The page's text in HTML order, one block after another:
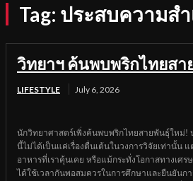
Tag: ประสบความสำ
วิทยาฯ ค้นพบพริกไทยสา
LIFESTYLE July 6, 2026
นักวิทยาศาสตร์เพิ่งค้นพบพริกไทยสายพันธุ์ใหม่!
นี้ไม่ได้เป็นแค่เรื่องตื่นเต้นในวงการวิจัยเท่านั้น
อาหารที่เราคุ้นเคย หรือแม้กระทั่งโอกาสทางเศ
ได้ใช้เวลากันพอสมควรในการศึกษาและยืนยันก